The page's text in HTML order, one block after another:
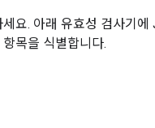
요. 아래 유효성 검사기
목을 식별합니다.